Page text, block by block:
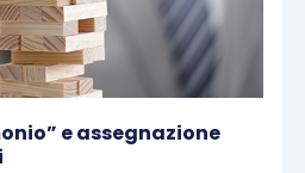
e assegnazione